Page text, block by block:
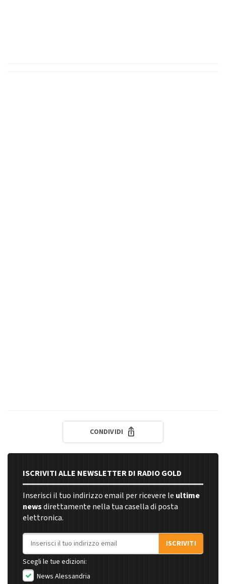
CONDIVIDI
ISCRIVITI ALLE NEWSLETTER DI RADIO GOLD
Inserisci il tuo indirizzo email per ricevere le ultime
newsdirettamente nella tua casella di posta
elettronica.
Indirizzo email
ISCRIVITI
Scegli le tue edizioni:
News Alessandria